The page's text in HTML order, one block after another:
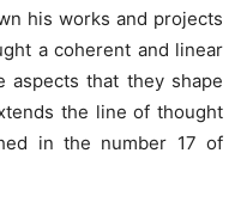
his works and projects
a coherent and linear
aspects that they shape
the line of thought
in the number 17 of